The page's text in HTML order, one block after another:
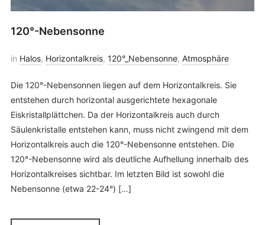
120°-Nebensonne
in Halos, Horizontalkreis, 120°_Nebensonne, Atmosphäre
Die 120°-Nebensonnen liegen auf dem Horizontalkreis. Sie
entstehen durch horizontal ausgerichtete hexagonale
Eiskristallplättchen. Da der Horizontalkreis auch durch
Säulenkristalle entstehen kann, muss nicht zwingend mit dem
Horizontalkreis auch die 120°-Nebensonne entstehen. Die
120°-Nebensonne wird als deutliche Aufhellung innerhalb des
Horizontalkreises sichtbar. Im letzten Bild ist sowohl die
Nebensonne (etwa 22-24°) […]